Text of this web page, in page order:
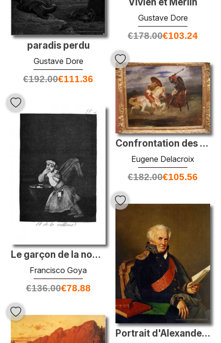
Vivien et Merlin
Gustave Dore
€178.00€103.24
paradis perdu
Gustave Dore
€192.00€111.36
Confrontation des chevaliers à la campagne
Eugene Delacroix
€182.00€105.56
Le garçon de la nounou
Francisco Goya
€136.00€78.88
Portrait d'Alexander Shishkov